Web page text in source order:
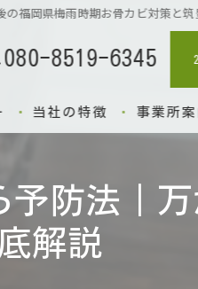
の福岡県梅雨時期お骨カビ対策と
080-8519-6345
当社の特徴
納骨
出張
事業所案
予防法｜
解説